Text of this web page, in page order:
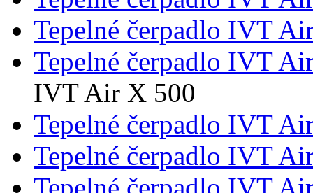
Tepelné čerpadlo IVT
Tepelné čerpadlo IVT
IVT Air X 500
Tepelné čerpadlo IVT
Tepelné čerpadlo IVT